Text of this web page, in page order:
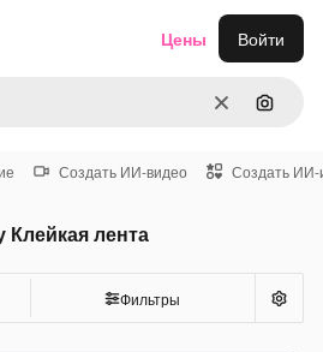
ОчиститьПоиск
Цены Войти
Создать ИИ-видео Создать ИИ-
лента
Фильтры